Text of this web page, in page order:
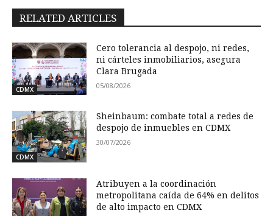
RELATED ARTICLES
CDMX
Cero tolerancia al despojo, ni redes,
ni cárteles inmobiliarios, asegura
Clara Brugada
05/08/2026
CDMX
Sheinbaum: combate total a redes de
despojo de inmuebles en CDMX
30/07/2026
Atribuyen a la coordinación
metropolitana caída de 64% en delitos
de alto impacto en CDMX